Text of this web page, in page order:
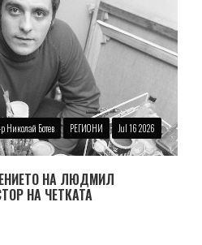
Николай Ботев РЕГИОНИ Jul 16 2026
НА ЛЮДМИЛ
НА ЧЕТКАТА